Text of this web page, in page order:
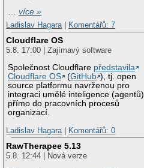
…více »
Ladislav Hagara
Komentářů: 7
Cloudflare OS
5.8. 17:00 | Zajímavý software
Společnost Cloudflare představila
Cloudflare OS
(GitHub ), tj. open
source platformu navrženou pro
integraci umělé inteligence (agentů)
přímo do pracovních procesů
organizací.
Ladislav Hagara
Komentářů: 0
RawTherapee 5.13
5.8. 12:44 | Nová verze